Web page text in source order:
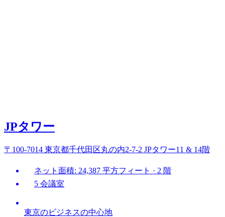
JPタワー
〒100-7014 東京都千代田区丸の内2-7-2 JPタワー11 & 14階
ネット面積: 24,387 平方フィート · 2 階
5 会議室
東京のビジネスの中心地